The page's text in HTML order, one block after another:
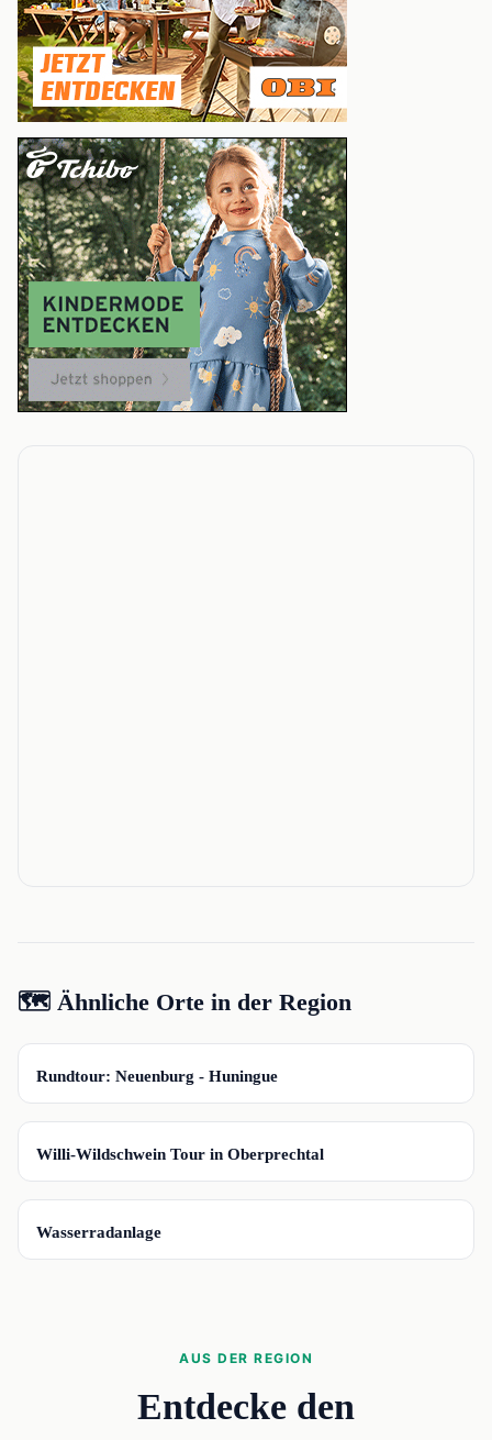
🗺️ Ähnliche Orte in der Region
📍
Rundtour: Neuenburg - Huningue
📍
Willi-Wildschwein Tour in Oberprechtal
📍
Wasserradanlage
AUS DER REGION
Entdecke den